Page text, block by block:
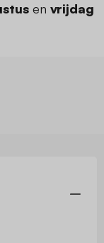
en vrijdag